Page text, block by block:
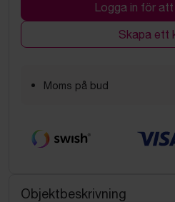
Logga in för att
Skapa ett
Moms på bud
Objektbeskrivning